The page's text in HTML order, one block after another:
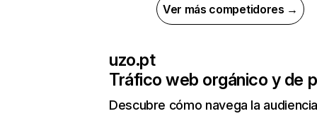
Ver más competidores →
uzo.pt
Tráfico web orgánico y de
Descubre cómo navega la